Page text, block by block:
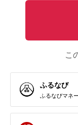
こ
ふるなび
ふるなびマネ